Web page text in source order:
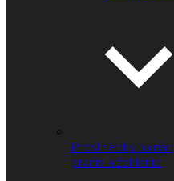
Prostriedky na riad,
pranie a žehlenie